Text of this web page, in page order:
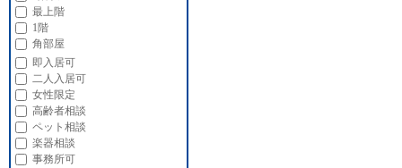
最上階
1階
角部屋
即入居可
二人入居可
女性限定
高齢者相談
ペット相談
楽器相談
事務所可